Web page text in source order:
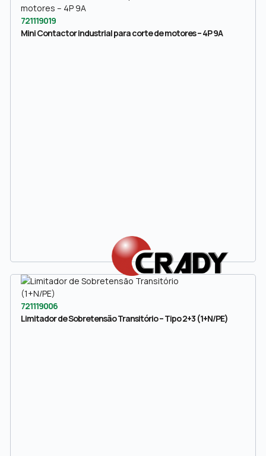
721119019
Mini Contactor industrial para corte de motores – 4P 9A
721119006
Limitador de Sobretensão Transitório – Tipo 2+3 (1+N/PE)